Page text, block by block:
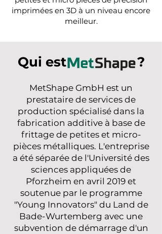
imprimées en 3D à un niveau encore
meilleur.
Qui est ?
MetShape GmbH est un
prestataire de services de
production spécialisé dans la
fabrication additive à base de
frittage de petites et micro-
pièces métalliques. L'entreprise
a été séparée de l'Université des
sciences appliquées de
Pforzheim en avril 2019 et
soutenue par le programme
"Young Innovators" du Land de
Bade-Wurtemberg avec une
subvention de démarrage d'un